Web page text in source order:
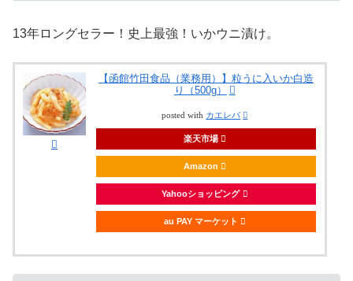
13年ロングセラー！史上最強！いかウニ漬け。
【函館竹田食品（業務用）】粒うに入いか白造
り（500g）
posted with カエレバ
楽天市場
Amazon
Yahooショッピング
au PAY マーケット